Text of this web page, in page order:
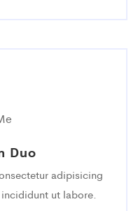
Duo
adipisicing
ut labore.